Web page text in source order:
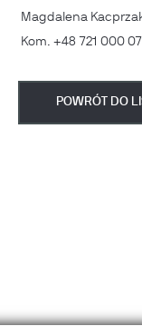
Magdalena
Kom. +48 721 000
POWRÓT DO